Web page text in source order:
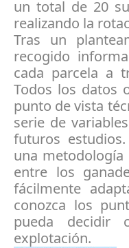
un total de 20
realizando la
Tras un
recogido
cada parcela a
Todos los datos
punto de vista
serie de
futuros
una
entre los
fácilmente
conozca los
pueda decidir
explotación.